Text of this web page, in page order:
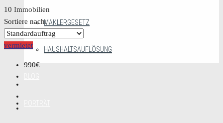
MAKLERGESETZ
HAUSHALTSAUFLÖSUNG
10 Immobilien
Sortiere nach:
vermietet
990€